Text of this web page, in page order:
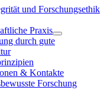
und Forschungsethik
Praxis
durch gute
& Kontakte
Forschung